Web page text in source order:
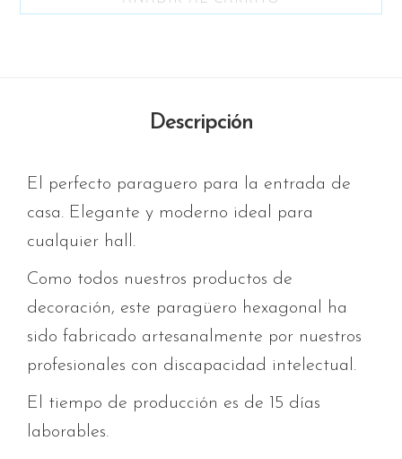
Descripción
El perfecto paraguero para la entrada de
casa. Elegante y moderno ideal para
cualquier hall.
Como todos nuestros productos de
decoración, este paragüero hexagonal ha
sido fabricado artesanalmente por nuestros
profesionales con discapacidad intelectual.
El tiempo de producción es de 15 días
laborables.